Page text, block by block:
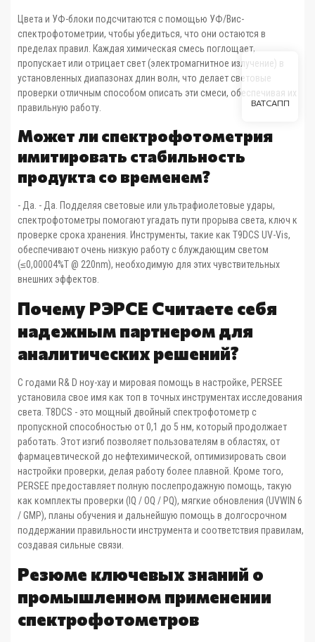
Цвета и УФ-блоки подсчитаются с помощью УФ/Вис-
спектрофотометрии, чтобы убедиться, что они остаются в
пределах правил. Каждая химическая смесь поглощает,
пропускает или отрицает свет (электромагнитное излучение) в
установленных диапазонах длин волн, что делает световые
проверки отличным способом описать эти смеси, обеспечивая их
правильную работу.
Может ли спектрофотометрия
имитировать стабильность
продукта со временем?
- Да. - Да. Подделяя световые или ультрафиолетовые удары,
спектрофотометры помогают угадать пути прорыва света, ключ к
проверке срока хранения. Инструменты, такие как T9DCS UV-Vis,
обеспечивают очень низкую работу с блуждающим светом
(≤0,00004%T @ 220nm), необходимую для этих чувствительных
внешних эффектов.
Почему PЭРСЕ Считаете себя
надежным партнером для
аналитических решений?
С годами R& D ноу-хау и мировая помощь в настройке, PERSEE
установила свое имя как топ в точных инструментах исследования
света. T8DCS - это мощный двойный спектрофотометр с
пропускной способностью от 0,1 до 5 нм, который продолжает
работать. Этот изгиб позволяет пользователям в областях, от
фармацевтической до нефтехимической, оптимизировать свои
настройки проверки, делая работу более плавной. Кроме того,
PERSEE предоставляет полную послепродажную помощь, такую
как комплекты проверки (IQ / OQ / PQ), мягкие обновления (UVWIN 6
/ GMP), планы обучения и дальнейшую помощь в долгосрочном
поддержании правильности инструмента и соответствия правилам,
создавая сильные связи.
Резюме ключевых знаний о
промышленном применении
спектрофотометров
ВАТСАПП